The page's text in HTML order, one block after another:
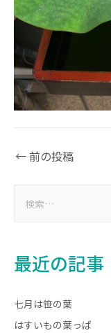
←前の投稿
最近の記事
七月は笹の葉
はすいもの葉っぱ